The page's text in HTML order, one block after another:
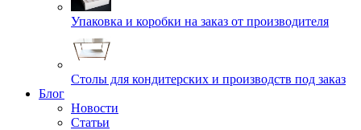
Упаковка и коробки на заказ от производителя
Cтолы для кондитерских и производств под заказ
Блог
Новости
Статьи